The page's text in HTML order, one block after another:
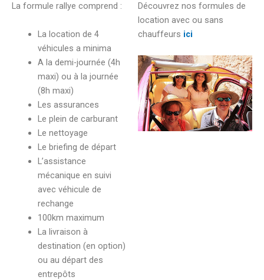
La formule rallye comprend :
La location de 4
véhicules a minima
A la demi-journée (4h
maxi) ou à la journée
(8h maxi)
Les assurances
Le plein de carburant
Le nettoyage
Le briefing de départ
L’assistance
mécanique en suivi
avec véhicule de
rechange
100km maximum
La livraison à
destination (en option)
ou au départ des
entrepôts
Découvrez nos formules de
location avec ou sans
chauffeurs ici